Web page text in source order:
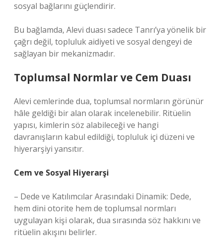
sosyal bağlarını güçlendirir.
Bu bağlamda, Alevi duası sadece Tanrı’ya yönelik bir
çağrı değil, topluluk aidiyeti ve sosyal dengeyi de
sağlayan bir mekanizmadır.
Toplumsal Normlar ve Cem Duası
Alevi cemlerinde dua, toplumsal normların görünür
hâle geldiği bir alan olarak incelenebilir. Ritüelin
yapısı, kimlerin söz alabileceği ve hangi
davranışların kabul edildiği, topluluk içi düzeni ve
hiyerarşiyi yansıtır.
Cem ve Sosyal Hiyerarşi
– Dede ve Katılımcılar Arasındaki Dinamik: Dede,
hem dini otorite hem de toplumsal normları
uygulayan kişi olarak, dua sırasında söz hakkını ve
ritüelin akışını belirler.